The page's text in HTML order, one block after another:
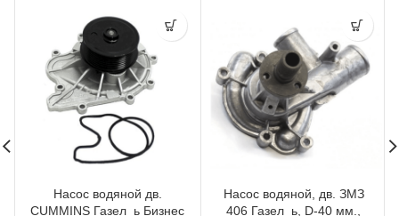
Насос водяной дв.
CUMMINS Газел_ь Бизнес
Насос водяной, дв. ЗМЗ
406 Газел_ь, D-40 мм.,